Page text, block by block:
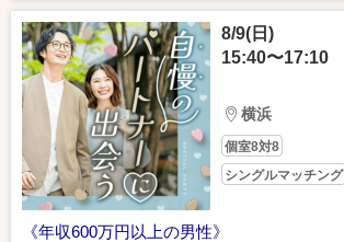
8/9(日)
15:40〜17:10
横浜
個室8対8
シングルマッチング
《年収600万円以上の男性》